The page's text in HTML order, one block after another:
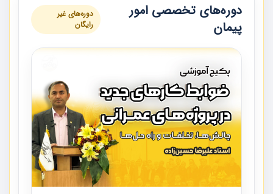
دوره‌های تخصصی امور
پیمان
دوره‌های غیر
رایگان